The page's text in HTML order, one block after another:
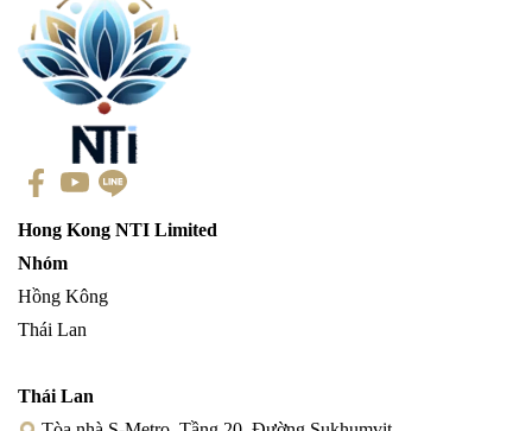
Hong Kong NTI Limited
Nhóm
Hồng Kông
Thái Lan
Thái Lan